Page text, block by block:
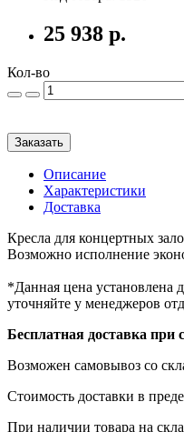
25 938 р.
Кол-во
Заказать
Описание
Характеристики
Доставка
Кресла для концертных
Возможно исполнение
*Данная цена установлена
уточняйте у менеджеров
Бесплатная доставка при
Возможен самовывоз со
Стоимость доставки в
При наличии товара на